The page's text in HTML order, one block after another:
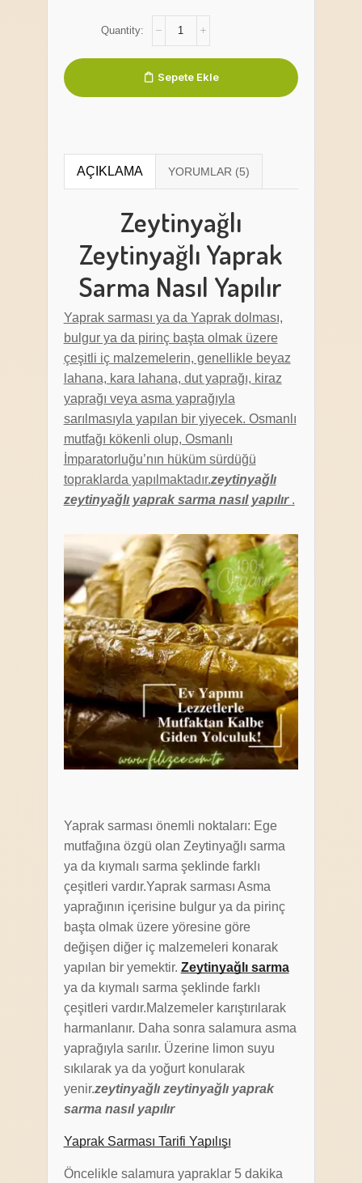
Sepete Ekle
AÇIKLAMA
Zeytinyağlı
Zeytinyağlı Yaprak
Sarma Nasıl Yapılır
Yaprak sarması ya da Yaprak dolması,
bulgur ya da pirinç başta olmak üzere
çeşitli iç malzemelerin, genellikle beyaz
lahana, kara lahana, dut yaprağı, kiraz
yaprağı veya asma yaprağıyla
sarılmasıyla yapılan bir yiyecek. Osmanlı
mutfağı kökenli olup, Osmanlı
İmparatorluğu’nın hüküm sürdüğü
topraklarda yapılmaktadır.zeytinyağlı
zeytinyağlı yaprak sarma nasıl yapılır .
Yaprak sarması önemli noktaları: Ege
mutfağına özgü olan Zeytinyağlı sarma
ya da kıymalı sarma şeklinde farklı
çeşitleri vardır.Yaprak sarması Asma
yaprağının içerisine bulgur ya da pirinç
başta olmak üzere yöresine göre
değişen diğer iç malzemeleri konarak
yapılan bir yemektir. Zeytinyağlı sarma
ya da kıymalı sarma şeklinde farklı
çeşitleri vardır.Malzemeler karıştırılarak
harmanlanır. Daha sonra salamura asma
yaprağıyla sarılır. Üzerine limon suyu
sıkılarak ya da yoğurt konularak
yenir.zeytinyağlı zeytinyağlı yaprak
sarma nasıl yapılır
Yaprak Sarması Tarifi Yapılışı
Öncelikle salamura yapraklar 5 dakika